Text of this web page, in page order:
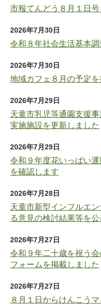
市報てんどう８月１日
2026年7月30日
令和８年社会生活基本
2026年7月30日
地域カフェ８月の予定
2026年7月29日
天童市乳児等通園支援
実施施設を更新しました
2026年7月29日
令和９年度花いっぱい
を確認します
2026年7月28日
天童市新型インフルエ
る意見の検討結果等を
2026年7月27日
令和９年二十歳を祝う
フォームを掲載しました
2026年7月27日
８月１日からけんこう